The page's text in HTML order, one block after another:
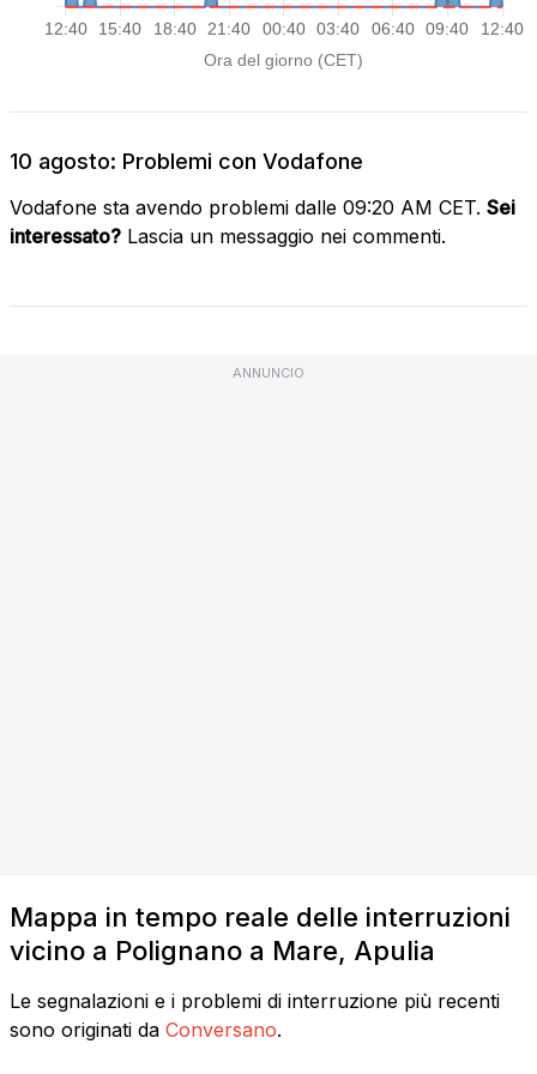
10 agosto: Problemi con Vodafone
Vodafone sta avendo problemi dalle 09:20 AM CET. Sei
interessato? Lascia un messaggio nei commenti.
ANNUNCIO
Mappa in tempo reale delle interruzioni
vicino a Polignano a Mare, Apulia
Le segnalazioni e i problemi di interruzione più recenti
sono originati da Conversano.